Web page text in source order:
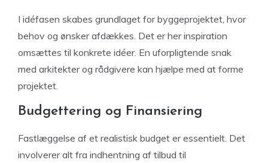
I idéfasen skabes grundlaget for byggeprojektet, hvor
behov og ønsker afdækkes. Det er her inspiration
omsættes til konkrete idéer. En uforpligtende snak
med arkitekter og rådgivere kan hjælpe med at forme
projektet.
Budgettering og Finansiering
Fastlæggelse af et realistisk budget er essentielt. Det
involverer alt fra indhentning af tilbud til